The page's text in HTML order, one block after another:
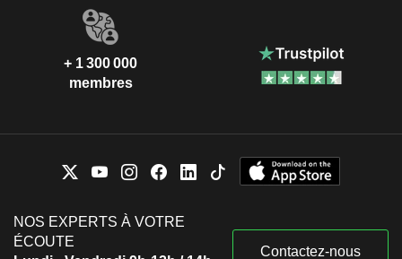
+ 1 300 000
membres
NOS EXPERTS À VOTRE
ÉCOUTE
Contactez-nous